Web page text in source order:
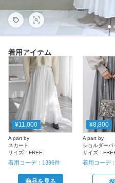
着用アイテム
¥11,000
A part by
スカート
サイズ： FREE
着用コーデ： 1396件
商品を見る
¥8,800
A part by
ショルダーバ
サイズ：
着用コーデ